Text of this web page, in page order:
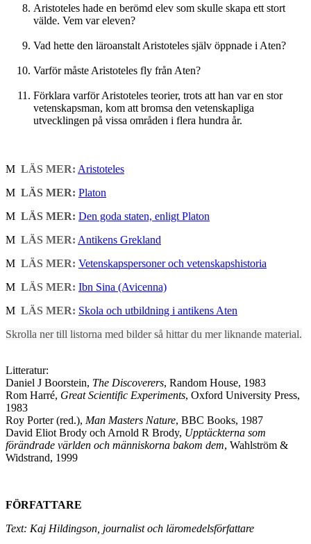
Aristoteles hade en berömd elev som skulle skapa ett stort
välde. Vem var eleven?
Vad hette den läroanstalt Aristoteles själv öppnade i Aten?
Varför måste Aristoteles fly från Aten?
Förklara varför Aristoteles teorier, trots att han var en stor
vetenskapsman, kom att bromsa den vetenskapliga
utvecklingen på vissa områden i flera hundra år.
M LÄS MER: Aristoteles
M LÄS MER: Platon
M LÄS MER: Den goda staten, enligt Platon
M LÄS MER: Antikens Grekland
M LÄS MER: Vetenskapspersoner och vetenskapshistoria
M LÄS MER: Ibn Sina (Avicenna)
M LÄS MER: Skola och utbildning i antikens Aten
Skrolla ner till listorna med bilder så hittar du mer liknande material.
Litteratur:
Daniel J Boorstein, The Discoverers, Random House, 1983
Rom Harré, Great Scientific Experiments, Oxford University Press,
1983
Roy Porter (red.), Man Masters Nature, BBC Books, 1987
David Eliot Brody och Arnold R Brody, Upptäckterna som
förändrade världen och människorna bakom dem, Wahlström &
Widstrand, 1999
FÖRFATTARE
Text: Kaj Hildingson, journalist och läromedelsförfattare